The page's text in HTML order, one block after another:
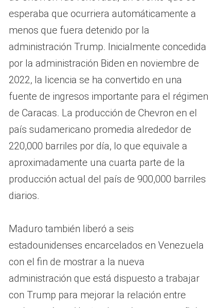
esperaba que ocurriera automáticamente a
menos que fuera detenido por la
administración Trump. Inicialmente concedida
por la administración Biden en noviembre de
2022, la licencia se ha convertido en una
fuente de ingresos importante para el régimen
de Caracas. La producción de Chevron en el
país sudamericano promedia alrededor de
220,000 barriles por día, lo que equivale a
aproximadamente una cuarta parte de la
producción actual del país de 900,000 barriles
diarios.
Maduro también liberó a seis
estadounidenses encarcelados en Venezuela
con el fin de mostrar a la nueva
administración que está dispuesto a trabajar
con Trump para mejorar la relación entre